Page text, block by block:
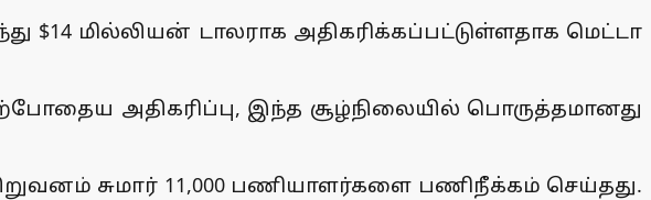
$14 மில்லியன் டாலராக அதிகரிக்கப்பட்டுள்ளதாக மெட்டா
அதிகரிப்பு, இந்த சூழ்நிலையில் பொருத்தமானது
சுமார் 11,000 பணியாளர்களை பணிநீக்கம் செய்தது.